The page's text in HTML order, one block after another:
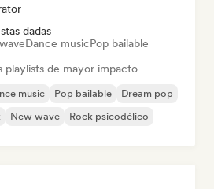
dadas
Dance musicPop bailable
playlists de mayor impacto
music Pop bailable
Dream pop
New wave Rock psicodélico